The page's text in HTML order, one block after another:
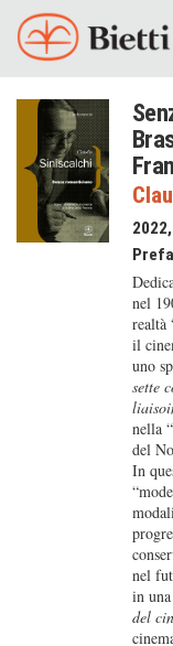
nel
realtà
il
uno
sette
nella
del
In
nel
in
del